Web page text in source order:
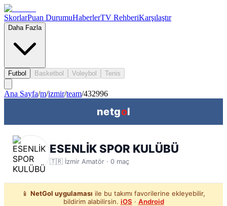
SkorlarPuan DurumuHaberlerTV RehberiKarşılaştır
Daha Fazla
Futbol Basketbol Voleybol Tenis
Ana Sayfa/m/izmir/team/432996
netgol
ESENLİK SPOR KULÜBÜ
🇹🇷 İzmir Amatör · 0 maç
📱 NetGol uygulaması ile bu takımı favorilerine ekleyebilir,
bildirim alabilirsin. iOS · Android